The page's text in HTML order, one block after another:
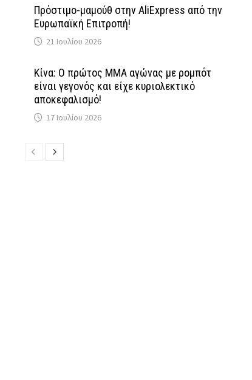
Πρόστιμο-μαμούθ στην AliExpress από την
Ευρωπαϊκή Επιτροπή!
21 Ιουλίου 2026
Κίνα: Ο πρώτος MMA αγώνας με ρομπότ
είναι γεγονός και είχε κυριολεκτικό
αποκεφαλισμό!
17 Ιουλίου 2026